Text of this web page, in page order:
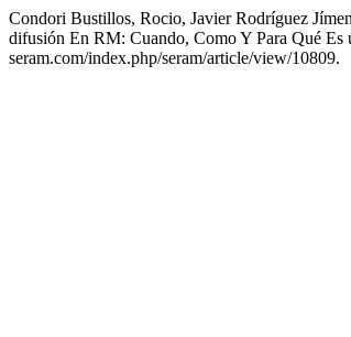
Condori Bustillos, Rocio, Javier Rodríguez
difusión En RM: Cuando, Como Y Para Qué
seram.com/index.php/seram/article/view/10809.